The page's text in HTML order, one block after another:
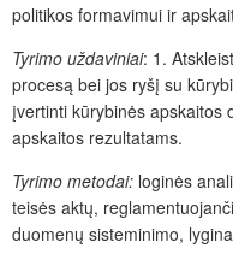
politikos formavimui ir
Tyrimo uždaviniai: 1.
procesą bei jos ryšį su
įvertinti kūrybinės apskaitos
apskaitos rezultatams.
Tyrimo metodai: loginės
teisės aktų,
duomenų sisteminimo,